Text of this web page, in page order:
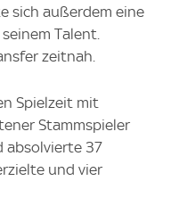
sich außerdem eine
Talent.
zeitnah.
Spielzeit mit
Stammspieler
absolvierte 37
und vier